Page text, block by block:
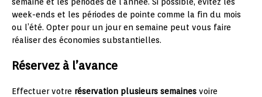
semaine et les périodes de l’année. Si possible, évitez les
week-ends et les périodes de pointe comme la fin du mois
ou l’été. Opter pour un jour en semaine peut vous faire
réaliser des économies substantielles.
Réservez à l’avance
Effectuer votre réservation plusieurs semaines voire